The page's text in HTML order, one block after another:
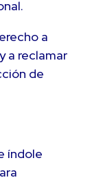
a
a reclamar
de
índole